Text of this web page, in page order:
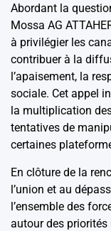
Abordant la
Mossa AG
à privilégier les
contribuer à la
l’apaisement, la
sociale. Cet appel
la multiplication
tentatives de
certaines
En clôture de la
l’union et au
l’ensemble des
autour des